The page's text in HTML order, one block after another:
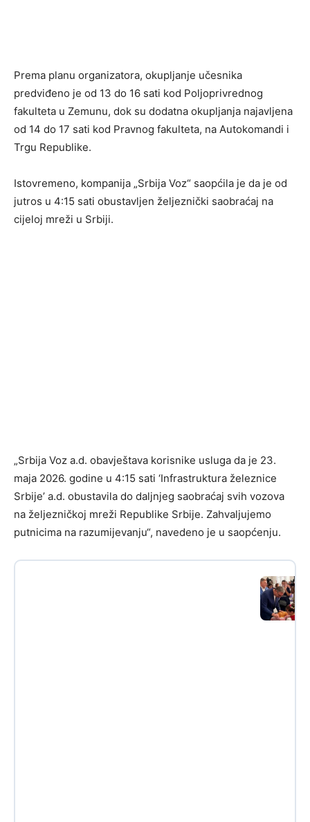
Prema planu organizatora, okupljanje učesnika
predviđeno je od 13 do 16 sati kod Poljoprivrednog
fakulteta u Zemunu, dok su dodatna okupljanja najavljena
od 14 do 17 sati kod Pravnog fakulteta, na Autokomandi i
Trgu Republike.
Istovremeno, kompanija „Srbija Voz“ saopćila je da je od
jutros u 4:15 sati obustavljen željeznički saobraćaj na
cijeloj mreži u Srbiji.
„Srbija Voz a.d. obavještava korisnike usluga da je 23.
maja 2026. godine u 4:15 sati ‘Infrastruktura železnice
Srbije’ a.d. obustavila do daljnjeg saobraćaj svih vozova
na željezničkoj mreži Republike Srbije. Zahvaljujemo
putnicima na razumijevanju“, navedeno je u saopćenju.